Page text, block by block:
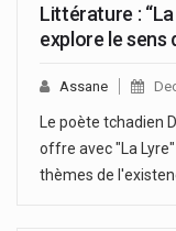
Littérature :
explore le sens
Assane
Le poète tchadien
offre avec "La
thèmes de